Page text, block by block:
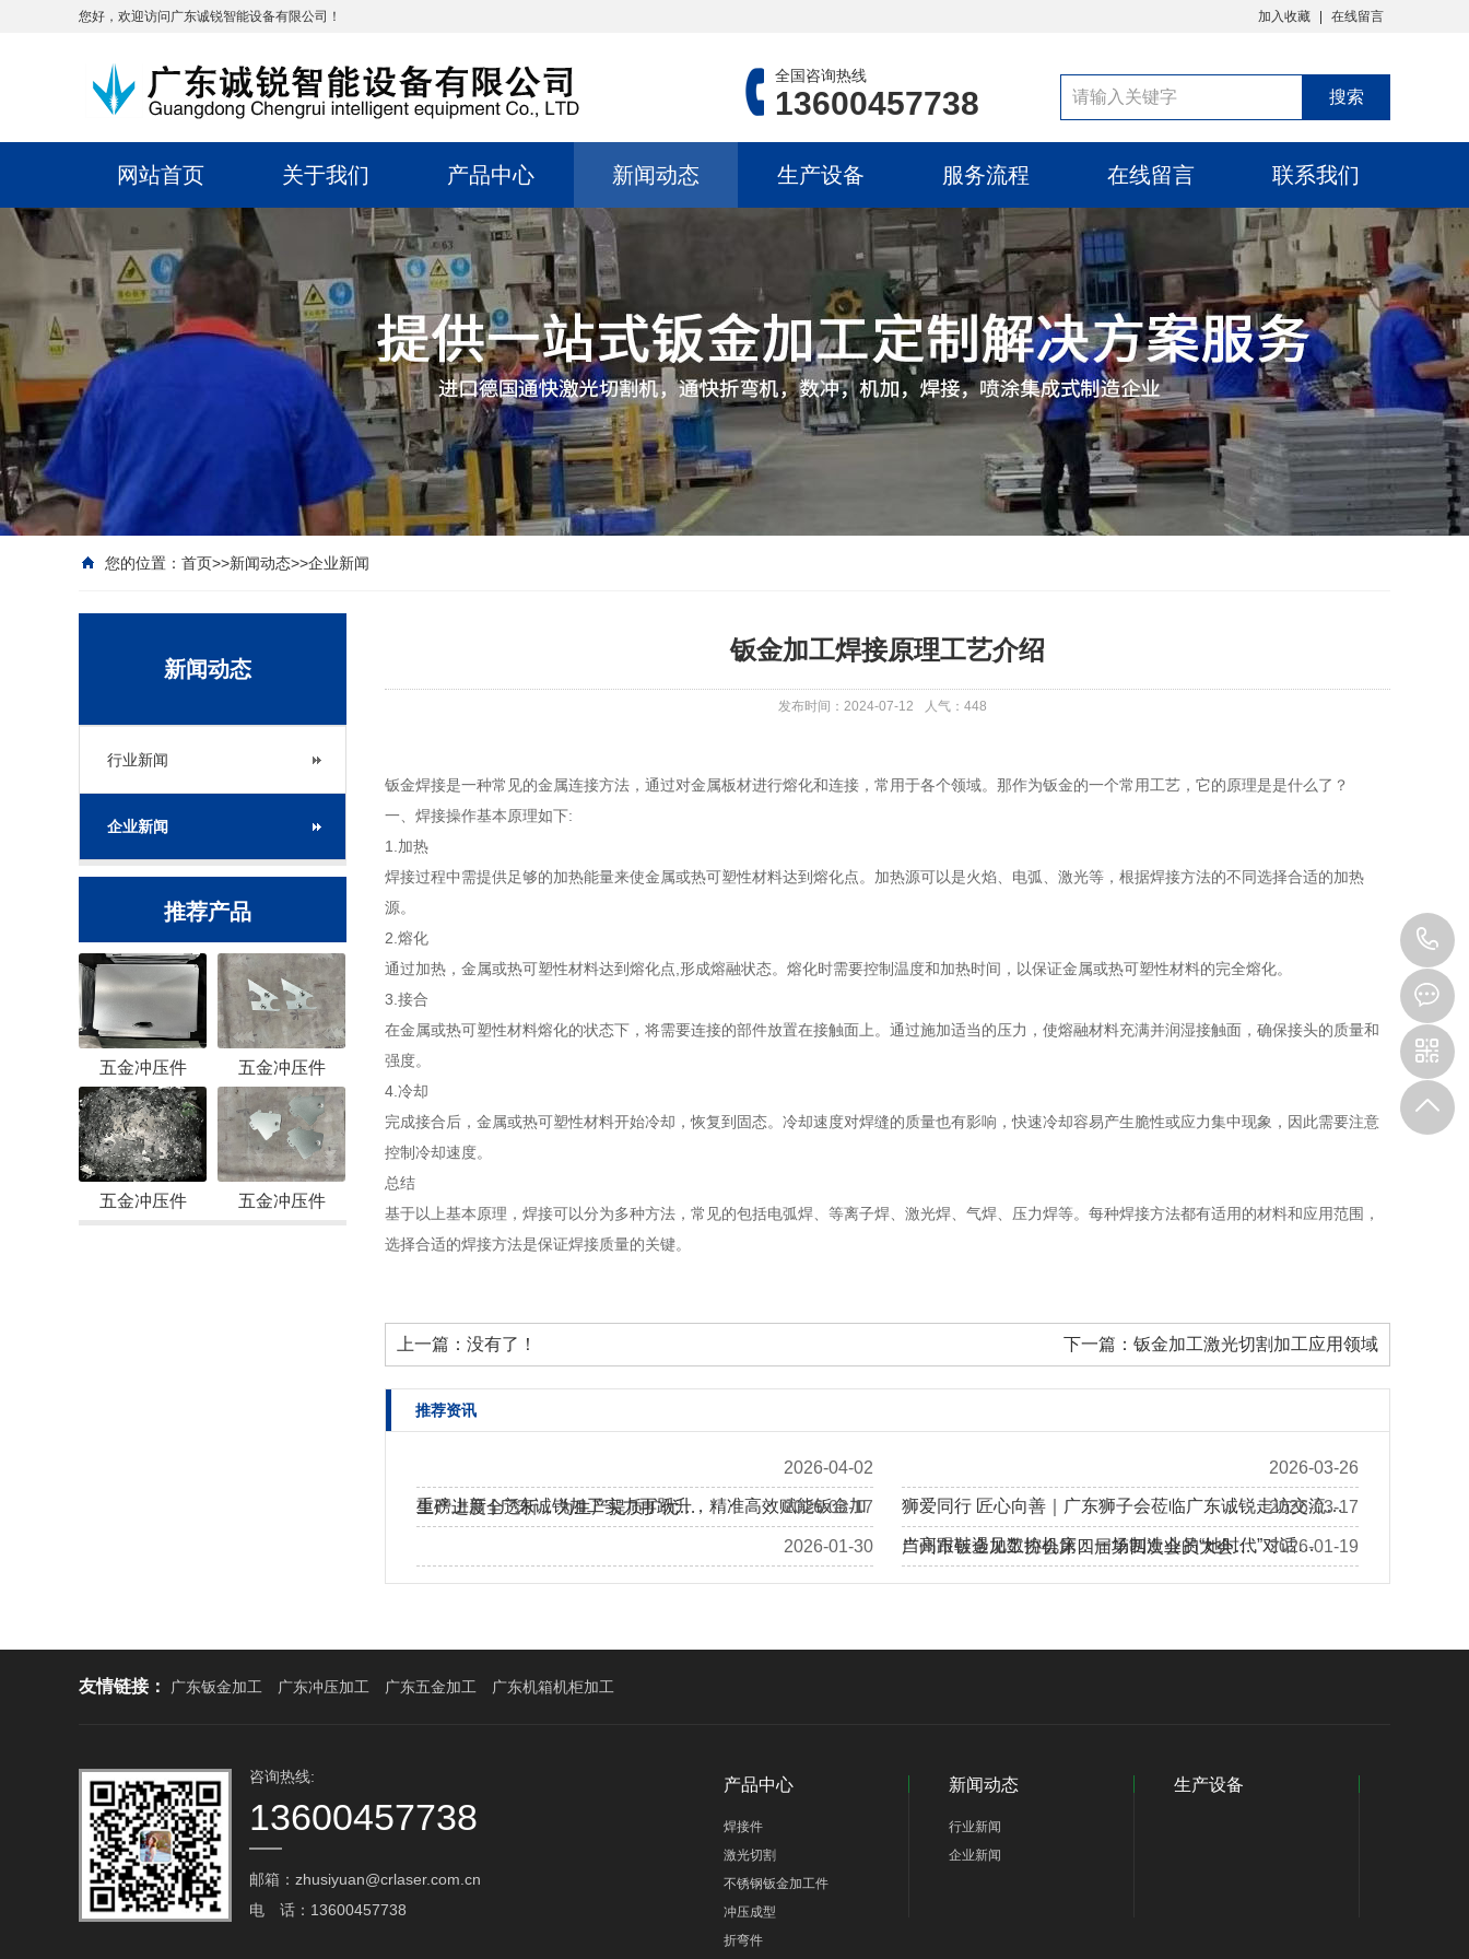
您好，欢迎访问广东诚锐智能设备有限公司！ 加入收藏 在线留言
全国咨询热线
13600457738
网站首页 关于我们 产品中心 新闻动态 生产设备 服务流程 在线留言 联系我们
您的位置： 首页>>新闻动态>>企业新闻
新闻动态
行业新闻
企业新闻
推荐产品
五金冲压件 五金冲压件
五金冲压件 五金冲压件
钣金加工焊接原理工艺介绍
发布时间：2024-07-12 人气： 448
钣金焊接是一种常见的金属连接方法，通过对金属板材进行熔化和连接，常用于各个领域。那作为钣金的一个常用工艺，它的原理是是什么了？
一、焊接操作基本原理如下:
1.加热
焊接过程中需提供足够的加热能量来使金属或热可塑性材料达到熔化点。加热源可以是火焰、电弧、激光等，根据焊接方法的不同选择合适的加热
源。
2.熔化
通过加热，金属或热可塑性材料达到熔化点,形成熔融状态。熔化时需要控制温度和加热时间，以保证金属或热可塑性材料的完全熔化。
3.接合
在金属或热可塑性材料熔化的状态下，将需要连接的部件放置在接触面上。通过施加适当的压力，使熔融材料充满并润湿接触面，确保接头的质量和
强度。
4.冷却
完成接合后，金属或热可塑性材料开始冷却，恢复到固态。冷却速度对焊缝的质量也有影响，快速冷却容易产生脆性或应力集中现象，因此需要注意
控制冷却速度。
总结
基于以上基本原理，焊接可以分为多种方法，常见的包括电弧焊、等离子焊、激光焊、气焊、压力焊等。每种焊接方法都有适用的材料和应用范围，
选择合适的焊接方法是保证焊接质量的关键。
上一篇：没有了！ 下一篇： 钣金加工激光切割加工应用领域
推荐资讯
2026-04-02
重磅上新 | 广东诚锐加工实力再跃升，精准高效赋能钣金加
2026-03-26
狮爱同行 匠心向善｜广东狮子会莅临广东诚锐走访交流…
2026-03-17
生产进度全透析，为生产提质扩优… 2026-03-17
当高跟鞋遇见数控机床：一场制造业的“她时代”对话…
2026-01-30
热烈欢迎加拿大客户Eric、Alan莅临我司工厂回访考察…
2026-01-19
广州市钣金加工协会第四届第四次会员大会…
友情链接： 广东钣金加工 广东冲压加工 广东五金加工 广东机箱机柜加工
咨询热线:
13600457738
邮箱：zhusiyuan@crlaser.com.cn‬
电 话：13600457738
产品中心
焊接件
激光切割
不锈钢钣金加工件
冲压成型
折弯件
新闻动态
行业新闻
企业新闻
生产设备